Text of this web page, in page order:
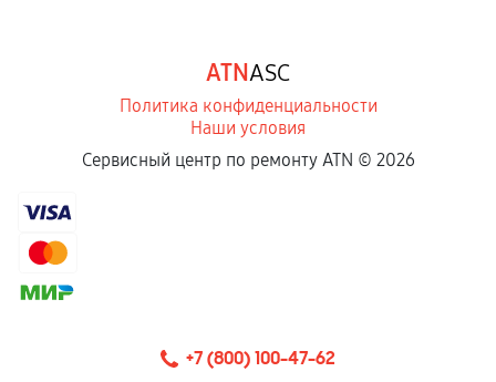
ATNASC
Политика конфиденциальности
Наши условия
Сервисный центр по ремонту ATN © 2026
+7 (800) 100-47-62